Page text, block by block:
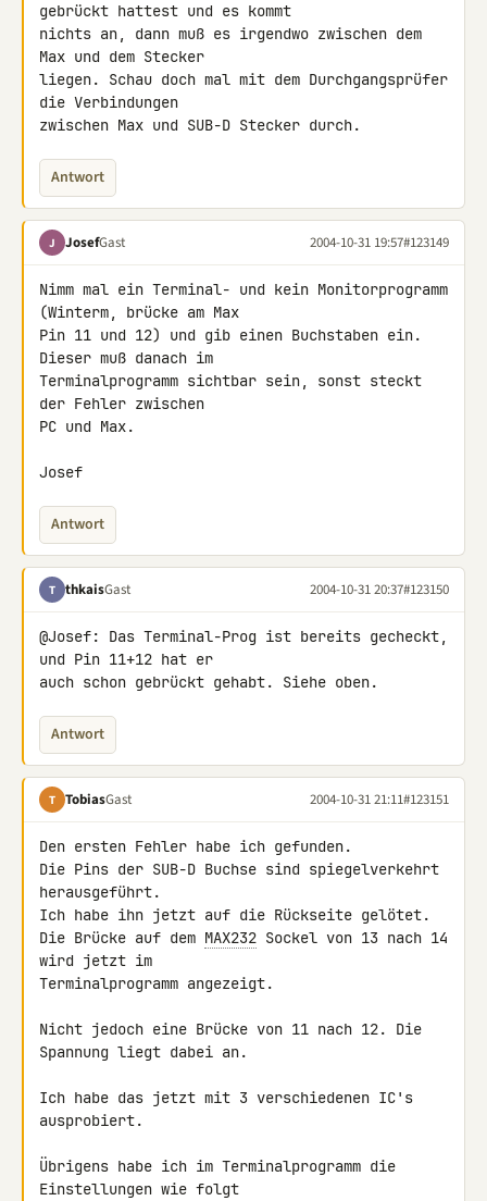
gebrückt hattest und es kommt
nichts an, dann muß es irgendwo zwischen dem
Max und dem Stecker
liegen. Schau doch mal mit dem Durchgangsprüfer
die Verbindungen
zwischen Max und SUB-D Stecker durch.
Antwort
J JosefGast 2004-10-31 19:57#123149
Nimm mal ein Terminal- und kein Monitorprogramm
(Winterm, brücke am Max
Pin 11 und 12) und gib einen Buchstaben ein.
Dieser muß danach im
Terminalprogramm sichtbar sein, sonst steckt
der Fehler zwischen
PC und Max.
Josef
Antwort
T thkaisGast 2004-10-31 20:37#123150
@Josef: Das Terminal-Prog ist bereits gecheckt,
und Pin 11+12 hat er
auch schon gebrückt gehabt. Siehe oben.
Antwort
T TobiasGast 2004-10-31 21:11#123151
Den ersten Fehler habe ich gefunden.
Die Pins der SUB-D Buchse sind spiegelverkehrt
herausgeführt.
Ich habe ihn jetzt auf die Rückseite gelötet.
Die Brücke auf dem MAX232 Sockel von 13 nach 14
wird jetzt im
Terminalprogramm angezeigt.
Nicht jedoch eine Brücke von 11 nach 12. Die
Spannung liegt dabei an.
Ich habe das jetzt mit 3 verschiedenen IC's
ausprobiert.
Übrigens habe ich im Terminalprogramm die
Einstellungen wie folgt